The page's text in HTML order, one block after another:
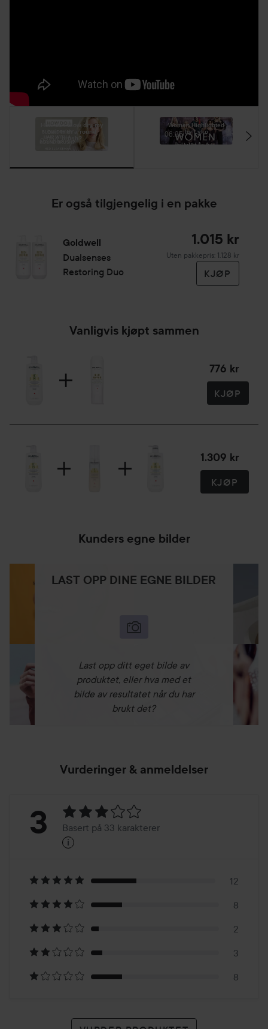
How do I blow dry my
hair with a round
brush?
Women Highlighted
by Lyko
06:35
Er også tilgjengelig i en pakke
Goldwell
Dualsenses
Restoring Duo
1.015 kr
Uten pakkepris: 1.128 kr
KJØP
Vanligvis kjøpt sammen
776 kr
KJØP
1.309 kr
KJØP
Kunders egne bilder
LAST OPP DINE EGNE BILDER
Last opp ditt eget bilde av
produktet, eller hva med et
bilde av resultatet når du har
brukt det?
Vurderinger & anmeldelser
Vurdering:
Basert
på
33
karakterer
3 Basert på 33 karakterer
i
12
8
2
3
8